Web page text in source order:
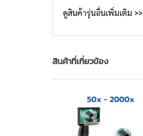
ดูสินค้ารุ่นอื่นเพิ่มเติม >>
สินค้าที่เกี่ยวข้อง